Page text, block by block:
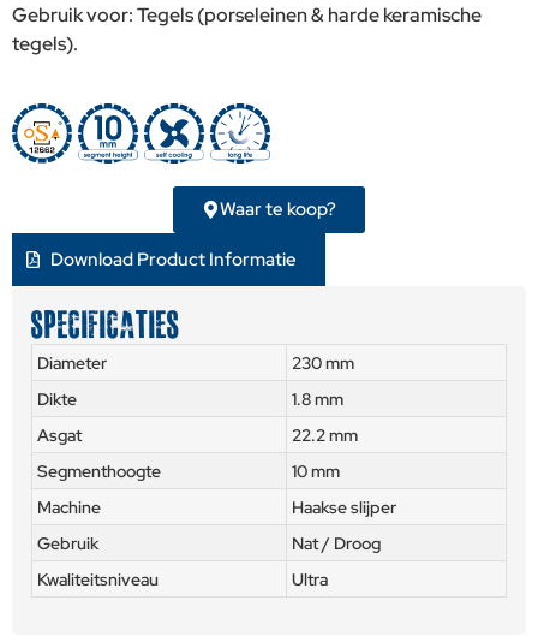
Gebruik voor: Tegels (porseleinen & harde keramische
tegels).
Waar te koop?
Download Product Informatie
SPECIFICATIES
Diameter
230 mm
Dikte
1.8 mm
Asgat
22.2 mm
Segmenthoogte
10 mm
Machine
Haakse slijper
Gebruik
Nat / Droog
Kwaliteitsniveau
Ultra